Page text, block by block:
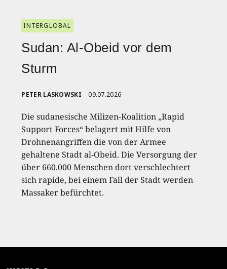
INTERGLOBAL
Sudan: Al-Obeid vor dem
Sturm
PETER LASKOWSKI 09.07.2026
Die sudanesische Milizen-Koalition „Rapid
Support Forces“ belagert mit Hilfe von
Drohnenangriffen die von der Armee
gehaltene Stadt al-Obeid. Die Versorgung der
über 660.000 Menschen dort verschlechtert
sich rapide, bei einem Fall der Stadt werden
Massaker befürchtet.